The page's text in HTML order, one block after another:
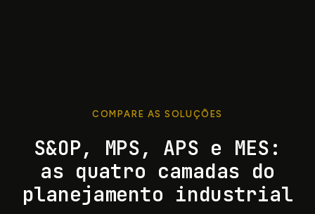
COMPARE AS SOLUÇÕES
S&OP, MPS, APS e MES:
as quatro camadas do
planejamento industrial